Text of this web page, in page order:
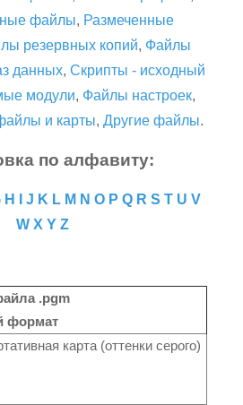
файлы, Размеченные
резервных копий, Файлы
данных, Скрипты - исходный
модули, Файлы настроек,
и карты, Другие файлы.
по алфавиту:
H J K L M N O P Q R S T U V
W X Y Z
.pgm
формат
карта (оттенки серого)